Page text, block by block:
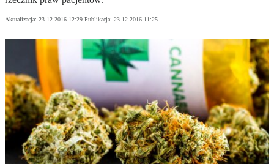
Aktualizacja: 23.12.2016 12:29 Publikacja: 23.12.2016 11:25